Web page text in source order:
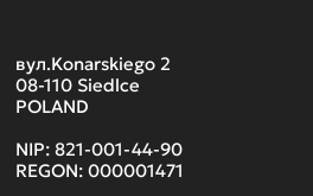
вул.Konarskiego 2
08-110 Siedlce
POLAND
NIP: 821-001-44-90
REGON: 000001471